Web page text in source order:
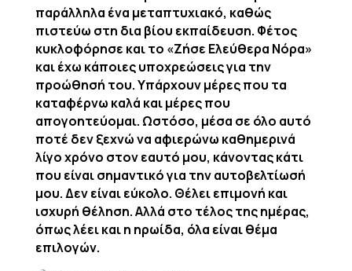
παράλληλα ένα μεταπτυχιακό, καθώς
πιστεύω στη δια βίου εκπαίδευση. Φέτος
κυκλοφόρησε και το «Ζήσε Ελεύθερα Νόρα»
και έχω κάποιες υποχρεώσεις για την
προώθησή του. Υπάρχουν μέρες που τα
καταφέρνω καλά και μέρες που
απογοητεύομαι. Ωστόσο, μέσα σε όλο αυτό
ποτέ δεν ξεχνώ να αφιερώνω καθημερινά
λίγο χρόνο στον εαυτό μου, κάνοντας κάτι
που είναι σημαντικό για την αυτοβελτίωσή
μου. Δεν είναι εύκολο. Θέλει επιμονή και
ισχυρή θέληση. Αλλά στο τέλος της ημέρας,
όπως λέει και η ηρωίδα, όλα είναι θέμα
επιλογών.